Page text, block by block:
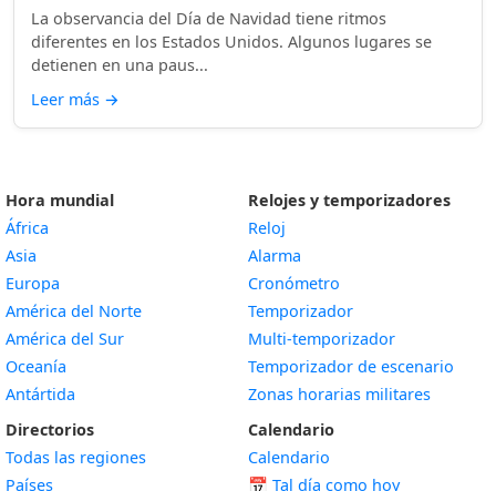
La observancia del Día de Navidad tiene ritmos
diferentes en los Estados Unidos. Algunos lugares se
detienen en una paus...
Leer más →
Hora mundial
África
Asia
Europa
América del Norte
América del Sur
Oceanía
Antártida
Directorios
Todas las regiones
Países
Relojes y temporizadores
Reloj
Alarma
Cronómetro
Temporizador
Multi-temporizador
Temporizador de escenario
Zonas horarias militares
Calendario
Calendario
📅 Tal día como hoy